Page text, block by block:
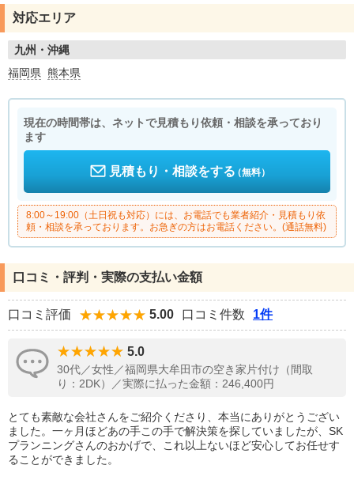
対応エリア
九州・沖縄
福岡県 熊本県
現在の時間帯は、ネットで見積もり依頼・相談を承っており
ます
見積もり・相談をする（無料）
8:00～19:00（土日祝も対応）には、お電話でも業者紹介・見積もり依
頼・相談を承っております。お急ぎの方はお電話ください。(通話無料)
口コミ・評判・実際の支払い金額
口コミ評価 5.00 口コミ件数 1件
5.0
30代／女性／福岡県大牟田市の空き家片付け（間取
り：2DK）／実際に払った金額：246,400円
とても素敵な会社さんをご紹介くださり、本当にありがとうござい
ました。一ヶ月ほどあの手この手で解決策を探していましたが、SK
プランニングさんのおかげで、これ以上ないほど安心してお任せす
ることができました。